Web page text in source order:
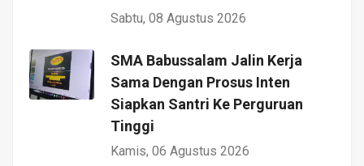
Sabtu, 08 Agustus 2026
SMA Babussalam Jalin Kerja
Sama Dengan Prosus Inten
Siapkan Santri Ke Perguruan
Tinggi
Kamis, 06 Agustus 2026